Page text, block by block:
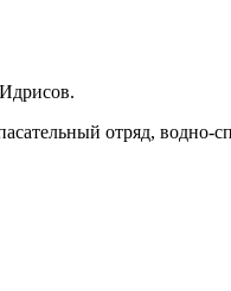
отряд, водно-